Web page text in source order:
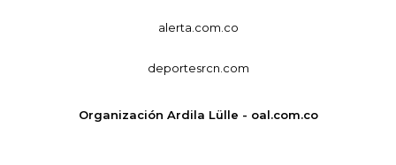
alerta.com.co
deportesrcn.com
Organización Ardila Lülle - oal.com.co